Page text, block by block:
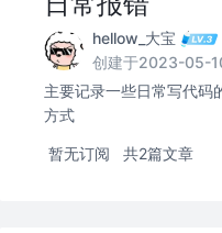
hellow_大宝
创建于2023-05-
主要记录一些日常写代码
方式
暂无订阅 共2篇文章